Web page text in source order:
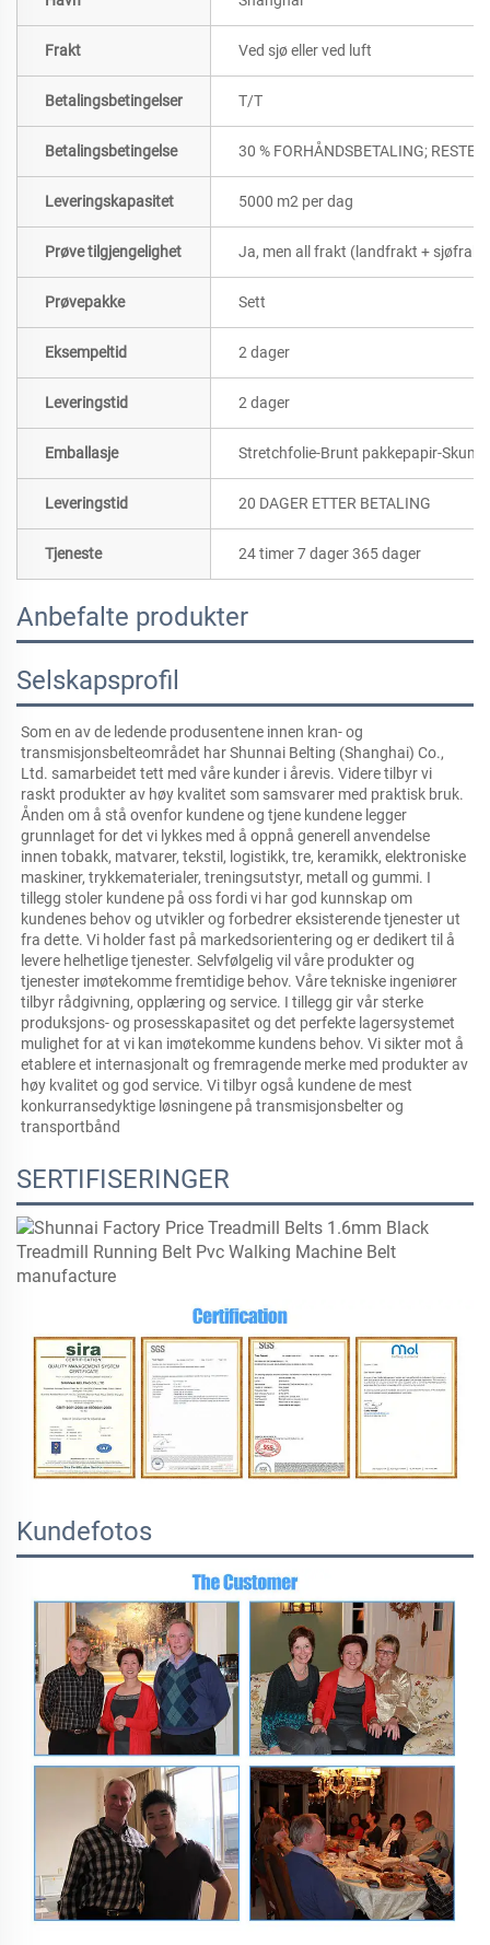
Frakt Ved sjø eller ved luft
Betalingsbetingelser T/T
Betalingsbetingelse 30 % FORHÅNDSBETALING;
Leveringskapasitet 5000 m2 per dag
Prøve tilgjengelighet Ja, men all frakt (landfrakt +
Prøvepakke Sett
Eksempeltid 2 dager
Leveringstid 2 dager
Emballasje Stretchfolie-Brunt pakkepapir-
Leveringstid 20 DAGER ETTER BETALING
Tjeneste 24 timer 7 dager 365 dager
Anbefalte produkter
Selskapsprofil
Som en av de ledende produsentene innen kran- og
transmisjonsbelteområdet har Shunnai Belting (Shanghai) Co.,
Ltd. samarbeidet tett med våre kunder i årevis. Videre tilbyr vi
raskt produkter av høy kvalitet som samsvarer med praktisk bruk.
Ånden om å stå ovenfor kundene og tjene kundene legger
grunnlaget for det vi lykkes med å oppnå generell anvendelse
innen tobakk, matvarer, tekstil, logistikk, tre, keramikk, elektroniske
maskiner, trykkematerialer, treningsutstyr, metall og gummi. I
tillegg stoler kundene på oss fordi vi har god kunnskap om
kundenes behov og utvikler og forbedrer eksisterende tjenester ut
fra dette. Vi holder fast på markedsorientering og er dedikert til å
levere helhetlige tjenester. Selvfølgelig vil våre produkter og
tjenester imøtekomme fremtidige behov. Våre tekniske ingeniører
tilbyr rådgivning, opplæring og service. I tillegg gir vår sterke
produksjons- og prosesskapasitet og det perfekte lagersystemet
mulighet for at vi kan imøtekomme kundens behov. Vi sikter mot å
etablere et internasjonalt og fremragende merke med produkter av
høy kvalitet og god service. Vi tilbyr også kundene de mest
konkurransedyktige løsningene på transmisjonsbelter og
transportbånd
SERTIFISERINGER
Kundefotos